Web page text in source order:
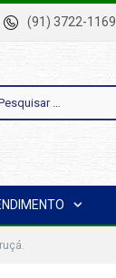
(91) 3722-1169